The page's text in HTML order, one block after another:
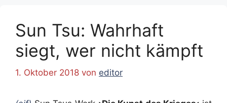
Sun Tsu: Wahrhaft
siegt, wer nicht kämpft
1. Oktober 2018 von editor